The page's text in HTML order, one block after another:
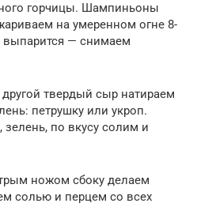
горчицы. Шампиньоны
на умеренном огне 8-
выпарится — снимаем
твердый сыр натираем
петрушку или укроп.
по вкусу солим и
ножом сбоку делаем
солью и перцем со всех